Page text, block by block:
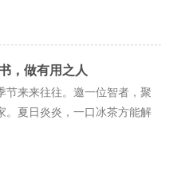
，做有用之人
节来来往往。邀一位智者，聚
。夏日炎炎，一口冰茶方能解